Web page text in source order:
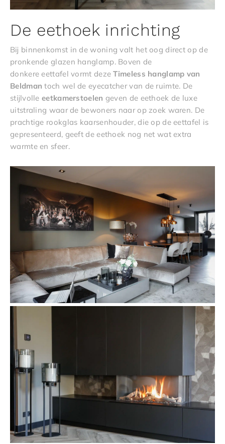
De eethoek inrichting
Bij binnenkomst in de woning valt het oog direct op de
pronkende glazen hanglamp. Boven de
donkere eettafel vormt dezeTimeless hanglamp van
Beldman toch wel de eyecatcher van de ruimte. De
stijlvolle eetkamerstoelen geven de eethoek de luxe
uitstraling waar de bewoners naar op zoek waren. De
prachtige rookglas kaarsenhouder, die op de eettafel is
gepresenteerd, geeft de eethoek nog net wat extra
warmte en sfeer.